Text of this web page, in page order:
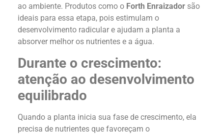
ao ambiente. Produtos como o Forth Enraizador são
ideais para essa etapa, pois estimulam o
desenvolvimento radicular e ajudam a planta a
absorver melhor os nutrientes e a água.
Durante o crescimento:
atenção ao desenvolvimento
equilibrado
Quando a planta inicia sua fase de crescimento, ela
precisa de nutrientes que favoreçam o